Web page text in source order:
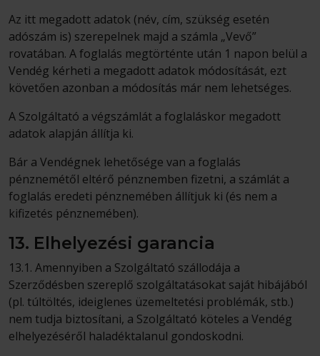
Az itt megadott adatok (név, cím, szükség esetén
adószám is) szerepelnek majd a számla „Vevő”
rovatában. A foglalás megtörténte után 1 napon belül a
Vendég kérheti a megadott adatok módosítását, ezt
követően azonban a módosítás már nem lehetséges.
A Szolgáltató a végszámlát a foglaláskor megadott
adatok alapján állítja ki.
Bár a Vendégnek lehetősége van a foglalás
pénznemétől eltérő pénznemben fizetni, a számlát a
foglalás eredeti pénznemében állítjuk ki (és nem a
kifizetés pénznemében).
13. Elhelyezési garancia
13.1. Amennyiben a Szolgáltató szállodája a
Szerződésben szereplő szolgáltatásokat saját hibájából
(pl. túltöltés, ideiglenes üzemeltetési problémák, stb.)
nem tudja biztosítani, a Szolgáltató köteles a Vendég
elhelyezéséről haladéktalanul gondoskodni.